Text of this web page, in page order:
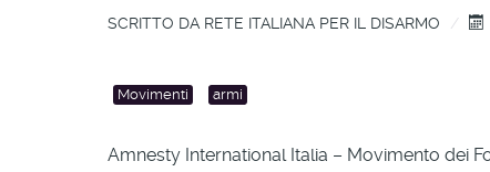
SCRITTO DA RETE ITALIANA PER IL DISARMO
Movimenti armi
Amnesty International Italia – Movimento dei